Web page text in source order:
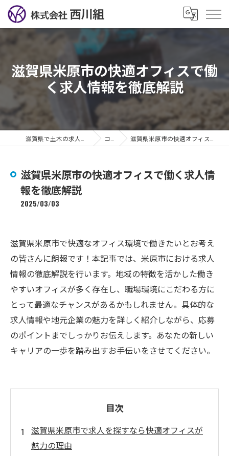
滋賀県米原市の快適オフィスで働
く求人情報を徹底解説
コラム 滋賀県米原市の快適オフィスで働く求人情報を徹底解説
滋賀県米原市の快適オフィスで働く求人情
報を徹底解説
2025/03/03
滋賀県米原市で快適なオフィス環境で働きたいとお考え
の皆さんに朗報です！本記事では、米原市における求人
情報の徹底解説を行います。地域の特徴を活かした働き
やすいオフィスが多く存在し、職場環境にこだわる方に
とって最適なチャンスがあるかもしれません。具体的な
求人情報や地元企業の魅力を詳しく紹介しながら、応募
のポイントまでしっかりお伝えします。あなたの新しい
キャリアの一歩を踏み出すお手伝いをさせてください。
目次
滋賀県米原市で求人を探すなら快適オフィスが
魅力の理由